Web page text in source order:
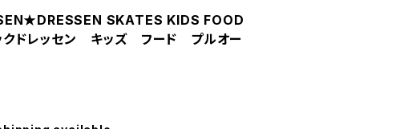
SKATES KIDS FOOD
クドレッセン キッズ フード プルオー